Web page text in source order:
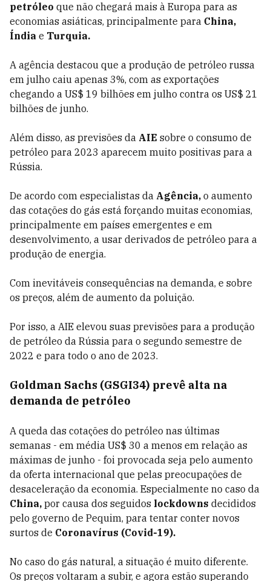
petróleo que não chegará mais à Europa para as
economias asiáticas, principalmente para China,
Índia e Turquia.
A agência destacou que a produção de petróleo russa
em julho caiu apenas 3%, com as exportações
chegando a US$ 19 bilhões em julho contra os US$ 21
bilhões de junho.
Além disso, as previsões da AIE sobre o consumo de
petróleo para 2023 aparecem muito positivas para a
Rússia.
De acordo com especialistas da Agência, o aumento
das cotações do gás está forçando muitas economias,
principalmente em países emergentes e em
desenvolvimento, a usar derivados de petróleo para a
produção de energia.
Com inevitáveis consequências na demanda, e sobre
os preços, além de aumento da poluição.
Por isso, a AIE elevou suas previsões para a produção
de petróleo da Rússia para o segundo semestre de
2022 e para todo o ano de 2023.
Goldman Sachs (GSGI34) prevê alta na
demanda de petróleo
A queda das cotações do petróleo nas últimas
semanas - em média US$ 30 a menos em relação as
máximas de junho - foi provocada seja pelo aumento
da oferta internacional que pelas preocupações de
desaceleração da economia. Especialmente no caso da
China, por causa dos seguidos lockdowns decididos
pelo governo de Pequim, para tentar conter novos
surtos de Coronavírus (Covid-19).
No caso do gás natural, a situação é muito diferente.
Os preços voltaram a subir, e agora estão superando